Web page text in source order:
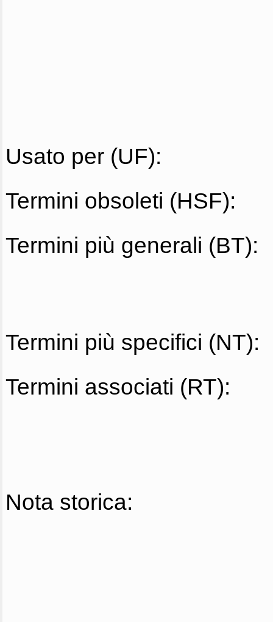
Usato per (UF):
Termini obsoleti (HSF):
Termini più generali (BT):
Termini più specifici (NT):
Termini associati (RT):
Nota storica: